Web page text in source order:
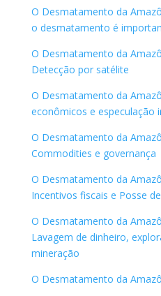
O Desmatamento da
o desmatamento é
O Desmatamento da
Detecção por satélite
O Desmatamento da
econômicos e especulação
O Desmatamento da
Commodities e governança
O Desmatamento da
Incentivos fiscais e Posse
O Desmatamento da
Lavagem de dinheiro,
mineração
O Desmatamento da